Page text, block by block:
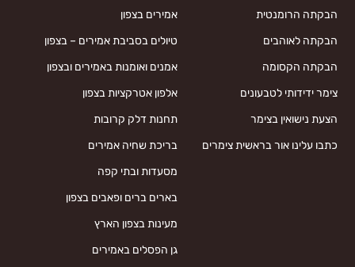
הבקתה הרומנטית
הבקתה לאוהבים
הבקתה הקסומה
צימר ידידותי לטבעונים
הצעת נישואין בצימר
כתבו עלינו אור בראשית צימרים
אמירים בצפון
טיולים בסביבת אמירים – בצפון
אמנים ואומנות באמירים ובצפון
אלפון אטרקציות בצפון
תחנות דלק קרובות
בריכת שחיה אמירים
מסעדות ובתי קפה
בארים ברים ופאבים בצפון
מעינות בצפון הארץ
גן הפסלים באמירים